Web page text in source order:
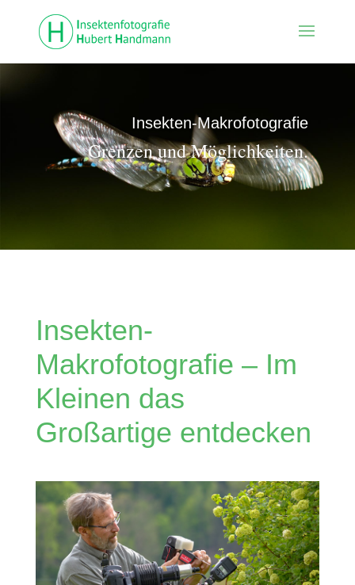
Insekten-Makrofotografie
Grenzen und Möglichkeiten.
Insekten-
Makrofotografie – Im
Kleinen das
Großartige entdecken